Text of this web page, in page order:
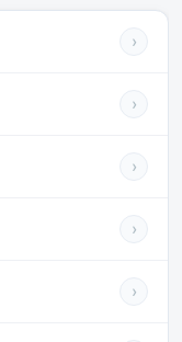
›
›
›
›
›